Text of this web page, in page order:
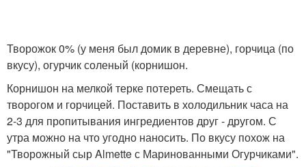
Творожок 0% (у меня был домик в деревне), горчица (по
вкусу), огурчик соленый (корнишон.
Корнишон на мелкой терке потереть. Смещать с
творогом и горчицей. Поставить в холодильник часа на
2-3 для пропитывания ингредиентов друг - другом. С
утра можно на что угодно наносить. По вкусу похож на
"Творожный сыр Almette с Маринованными Огурчиками".